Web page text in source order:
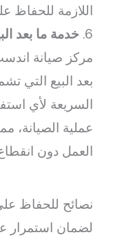
اللازمة للحفاظ
6. خدمة ما بعد
مركز صيانة
بعد البيع التي
السريعة لأي
عملية الصيانة،
العمل دون
نصائح للحفاظ
لضمان استمرار